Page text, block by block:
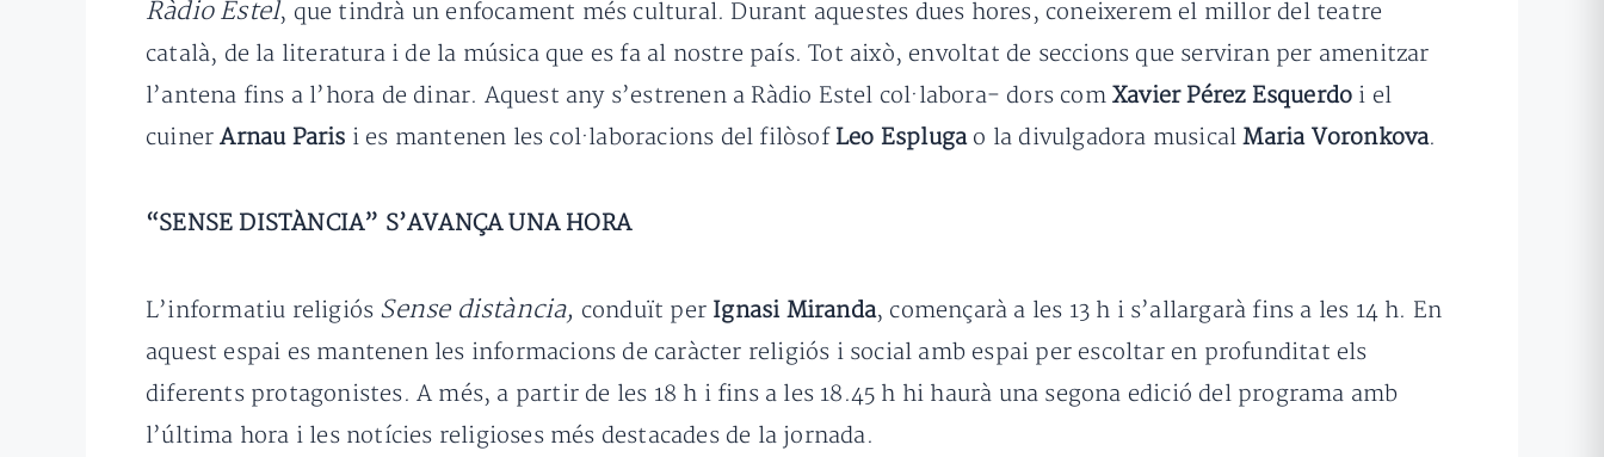
Ràdio Estel, que tindrà un enfocament més cultural. Durant aquestes dues hores, coneixerem el millor del teatre
català, de la literatura i de la música que es fa al nostre país. Tot això, envoltat de seccions que serviran per amenitzar
l’antena fins a l’hora de dinar. Aquest any s’estrenen a Ràdio Estel col·labora- dors comXavier Pérez Esquerdo i el
cuinerArnau Paris i es mantenen les col·laboracions del filòsof Leo Esplugao la divulgadora musicalMaria Voronkova.
“SENSE DISTÀNCIA” S’AVANÇA UNA HORA
L’informatiu religiós Sense distància, conduït per Ignasi Miranda, començarà a les 13 h i s’allargarà fins a les 14 h. En
aquest espai es mantenen les informacions de caràcter religiós i social amb espai per escoltar en profunditat els
diferents protagonistes. A més, a partir de les 18 h i fins a les 18.45 h hi haurà una segona edició del programa amb
l’última hora i les notícies religioses més destacades de la jornada.